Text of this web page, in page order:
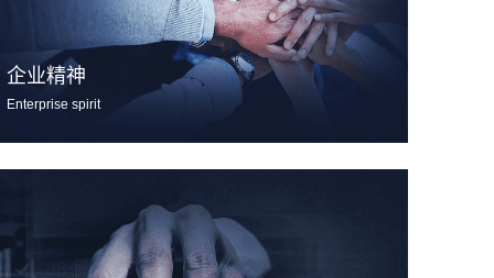
企业精神
Enterprise spirit